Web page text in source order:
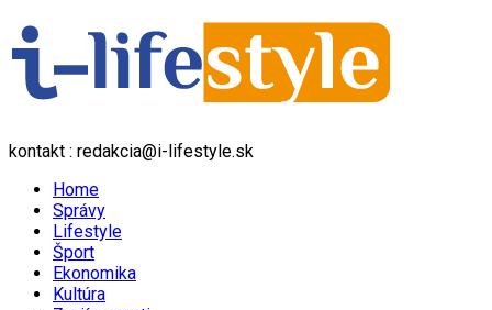
kontakt : redakcia@i-lifestyle.sk
Home
Správy
Lifestyle
Šport
Ekonomika
Kultúra